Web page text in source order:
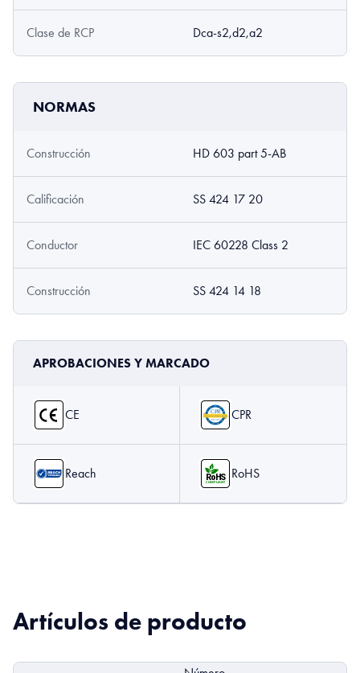
Clase de RCP Dca-s2,d2,a2
NORMAS
Construcción HD 603 part 5-AB
Calificación SS 424 17 20
Conductor IEC 60228 Class 2
Construcción SS 424 14 18
APROBACIONES Y MARCADO
CE CPR
Reach RoHS
Artículos de producto